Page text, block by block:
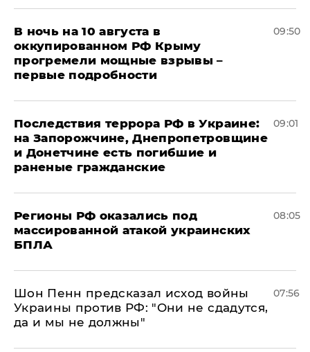
В ночь на 10 августа в
оккупированном РФ Крыму
прогремели мощные взрывы –
первые подробности
09:50
Последствия террора РФ в Украине:
на Запорожчине, Днепропетровщине
и Донетчине есть погибшие и
раненые гражданские
09:01
Регионы РФ оказались под
массированной атакой украинских
БПЛА
08:05
Шон Пенн предсказал исход войны
Украины против РФ: "Они не сдадутся,
да и мы не должны"
07:56